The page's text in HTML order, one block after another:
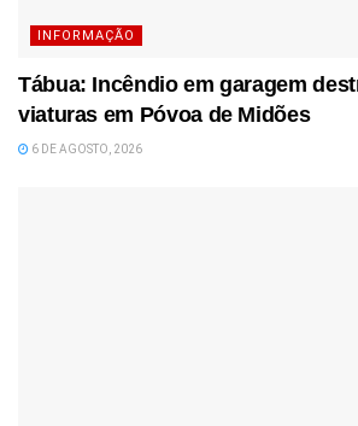
INFORMAÇÃO
Tábua: Incêndio em garagem
viaturas em Póvoa de Midões
6 DE AGOSTO, 2026